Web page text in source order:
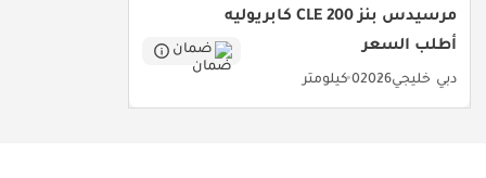
مرسيدس بنز CLE 200 كابريوليه
أطلب السعر
ضمان
دبي خليجي20260 كيلومتر
الخليجية، ولونها الأبيض، وفئة SV تجعلها الخيار الأمثل للاستثمار طويل
الأجل للعائلات في المنطقة.
تم إنشاء هذه الإحصاءات بواسطة الذكاء الاصطناعي اعتماداً على بيانات